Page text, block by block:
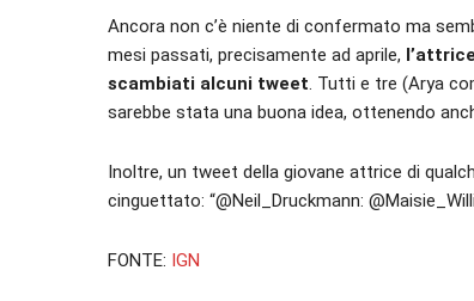
Ancora non c’è niente di confermato ma
mesi passati, precisamente ad aprile,
scambiati alcuni tweet. Tutti e tre (Arya
sarebbe stata una buona idea, ottenendo
Inoltre, un tweet della giovane attrice di
cinguettato: “@Neil_Druckmann:
FONTE: IGN